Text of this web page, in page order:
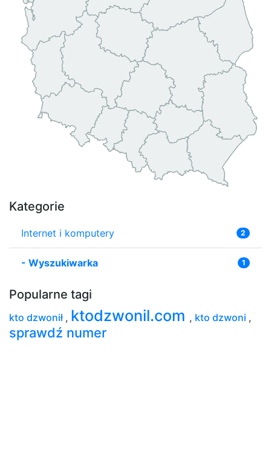
Kategorie
Internet i komputery 2
- Wyszukiwarka 1
Popularne tagi
kto dzwonił , ktodzwonil.com , kto dzwoni ,
sprawdź numer